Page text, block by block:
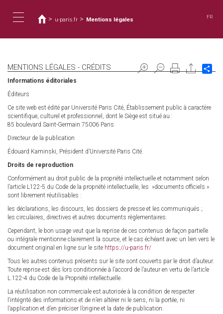
main
navigation
are
here
> u-paris.fr > Mentions légales FR
MENTIONS LÉGALES - CRÉDITS
Informations éditoriales
Éditeurs
Ce site web est édité par Université Paris Cité, Établissement public à caractère
scientifique, culturel et professionnel, dont le Siège est situé au :
85 boulevard Saint-Germain 75006 Paris
Directeur de la publication
Édouard Kaminski, Président d’Université Paris Cité.
Droits de reproduction
Conformément au droit public de la propriété intellectuelle et notamment selon
l’article L122-5 du Code de la propriété intellectuelle, les »documents officiels »
sont librement réutilisables :
les déclarations, les discours, les dossiers de presse et les communiqués ;
les circulaires, directives et autres documents règlementaires.
Cependant, le bon usage veut que la reprise de ces contenus de façon partielle
ou intégrale mentionne clairement la source, et le cas échéant avec un lien vers le
document original en ligne sur le site https://u-paris.fr/
Tous les autres contenus présents sur le site sont couverts par le droit d’auteur.
Toute reprise est dès lors conditionnée à l’accord de l’auteur en vertu de l’article
L.122-4 du Code de la Propriété intellectuelle.
La réutilisation non commerciale est autorisée à la condition de respecter
l’intégrité des informations et de n’en altérer ni le sens, ni la portée, ni
l’application et d’en préciser l’origine et la date de publication.